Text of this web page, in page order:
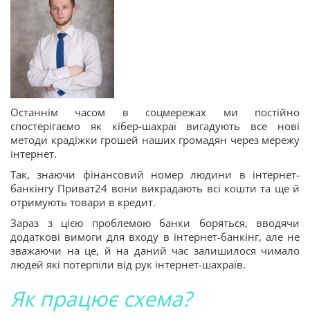
Останнім часом в соцмережах ми постійно
спостерігаємо як кібер-шахраї вигадують все нові
методи крадіжки грошей наших громадян через мережу
інтернет.
Так, знаючи фінансовий номер людини в інтернет-
банкінгу Приват24 вони викрадають всі кошти та ще й
отримують товари в кредит.
Зараз з цією проблемою банки боряться, вводячи
додаткові вимоги для входу в інтернет-банкінг, але не
зважаючи на це, й на даний час залишилося чимало
людей які потерпіли від рук інтернет-шахраїв.
Як працює схема?